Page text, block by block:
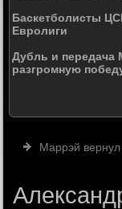
Баскетболисты
Евролиги
Дубль и передача
разгромную
Маррэй